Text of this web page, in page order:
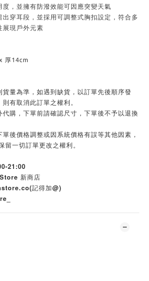
度，並擁有防潑效能可因應突變天氣
出穿耳段，並採用可調整式胸扣設定，符合多
展現戶外元素
厚14cm
貨量為準，如遇到缺貨，以訂單先後順序發
有取消此訂單之權利。
代購，下單前請確認尺寸，下單後不予以退換
後價格調整或因系統價格有誤等其他因素，
一切訂單更改之權利。
21:00
新商店
記得加@)